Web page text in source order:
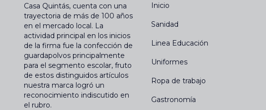
Casa Quintás, cuenta con una
trayectoria de más de 100 años
en el mercado local. La
actividad principal en los inicios
de la firma fue la confección de
guardapolvos principalmente
para el segmento escolar, fruto
de estos distinguidos artículos
nuestra marca logró un
reconocimiento indiscutido en
el rubro.
Inicio
Sanidad
Linea Educación
Uniformes
Ropa de trabajo
Gastronomía